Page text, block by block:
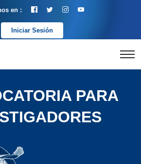
en :
Iniciar Sesión
PARA